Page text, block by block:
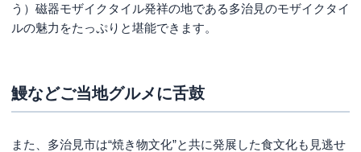
う）磁器モザイクタイル発祥の地である多治見のモザイクタイ
ルの魅力をたっぷりと堪能できます。
鰻などご当地グルメに舌鼓
また、多治見市は“焼き物文化”と共に発展した食文化も見逃せ